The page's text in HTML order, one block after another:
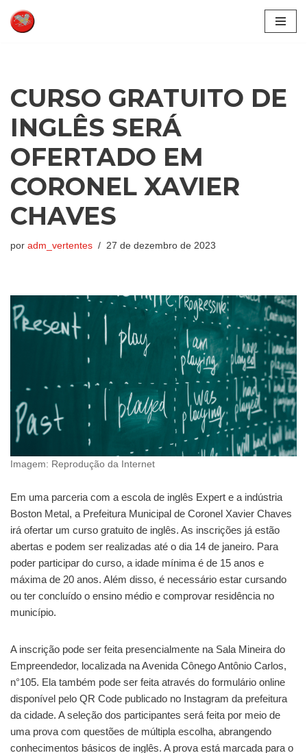
Pular
CURSO GRATUITO DE
INGLÊS SERÁ
OFERTADO EM
CORONEL XAVIER
CHAVES
por adm_vertentes 27 de dezembro de 2023
Imagem: Reprodução da Internet
Em uma parceria com a escola de inglês Expert e a indústria
Boston Metal, a Prefeitura Municipal de Coronel Xavier Chaves
irá ofertar um curso gratuito de inglês. As inscrições já estão
abertas e podem ser realizadas até o dia 14 de janeiro. Para
poder participar do curso, a idade mínima é de 15 anos e
máxima de 20 anos. Além disso, é necessário estar cursando
ou ter concluído o ensino médio e comprovar residência no
município.
A inscrição pode ser feita presencialmente na Sala Mineira do
Empreendedor, localizada na Avenida Cônego Antônio Carlos,
n°105. Ela também pode ser feita através do formulário online
disponível pelo QR Code publicado no Instagram da prefeitura
da cidade. A seleção dos participantes será feita por meio de
uma prova com questões de múltipla escolha, abrangendo
conhecimentos básicos de inglês. A prova está marcada para o